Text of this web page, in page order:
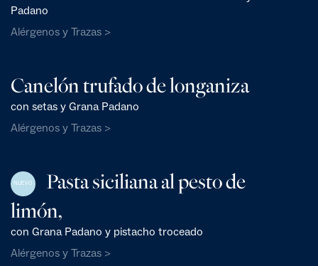
Padano
Alérgenos y Trazas >
Canelón trufado de longaniza
con setas y Grana Padano
Alérgenos y Trazas >
NUEVO
Pasta siciliana al pesto de
limón,
con Grana Padano y pistacho troceado
Alérgenos y Trazas >